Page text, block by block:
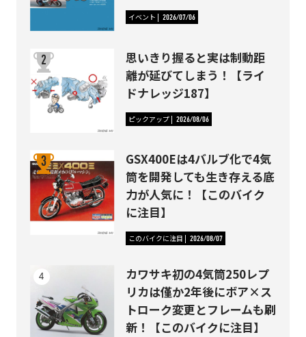
イベント 2026/07/06
思いきり握ると実は制動距
離が延びてしまう！【ライ
ドナレッジ187】
ピックアップ 2026/08/06
GSX400Eは4バルブ化で4気
筒を開発しても生き存える底
力が人気に！【このバイク
に注目】
このバイクに注目 2026/08/07
カワサキ初の4気筒250レプ
リカは僅か2年後にボア×ス
トローク変更とフレームも刷
新！【このバイクに注目】